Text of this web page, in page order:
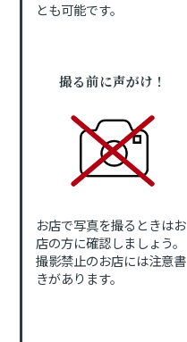
とも可能です。
撮る前に声がけ！
お店で写真を撮るときはお
店の方に確認しましょう。
撮影禁止のお店には注意書
きがあります。